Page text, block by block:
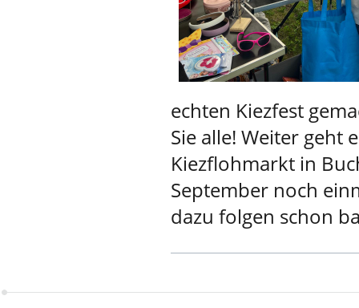
echten Kiezfest
Sie alle! Weiter geht
Kiezflohmarkt in
September noch
dazu folgen schon